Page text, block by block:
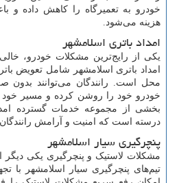
خودرو به تعمیرگاه را کاهش داده و
هزینه می‌شود.
امداد باتری اسلامشهر
یکی از رایج‌ترین مشکلات خودرو،
امداد باتری اسلامشهر شامل تعویض
محل است. رانندگان می‌توانند
خودرو خود را روشن کرده و مسیر خود
بخشی از مجموعه خدمات گسترده
درسته است که امنیت و آرامش
پنچرگیری سیار اسلامشهر
مشکلات لاستیک و پنچرگیری یکی دیگر
تیم‌های پنچرگیری سیار اسلامشهر با